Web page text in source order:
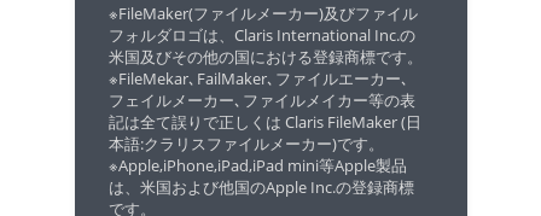
※FileMaker(ファイルメーカー)及びファイル
フォルダロゴは、Claris International Inc.の
米国及びその他の国における登録商標です。
※FileMekar､FailMaker､ファイルエーカー､
フェイルメーカー､ファイルメイカー等の表
記は全て誤りで正しくは Claris FileMaker (日
本語:クラリスファイルメーカー)です。
※Apple,iPhone,iPad,iPad mini等Apple製品
は、米国および他国のApple Inc.の登録商標
です。